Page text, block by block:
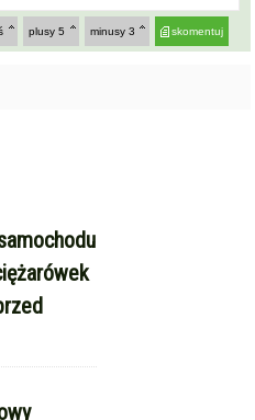
skomentuj
minusy 3
plusy 5